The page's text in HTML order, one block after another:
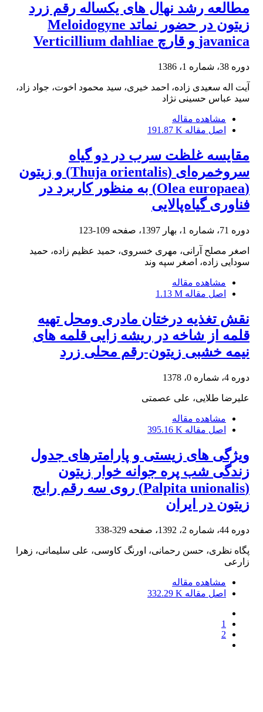
مطالعه رشد نهال های یکساله رقم زرد
زیتون در حضور نماتد Meloidogyne
javanica و قارچ Verticillium dahliae
دوره 38، شماره 1، 1386
آیت اله سعیدی زاده، احمد خیری، سید محمود اخوت، جواد زاد،
سید عباس حسینی نژاد
مشاهده مقاله
اصل مقاله 191.87 K
مقایسه غلظت سرب در دو گیاه
سروخمره‌ای (Thuja orientalis) و زیتون
(Olea europaea) به منظور کاربرد در
فناوری گیاه‌پالایی
دوره 71، شماره 1، بهار 1397، صفحه 109-123
اصغر مصلح آرانی، مهری خسروی، حمید عظیم زاده، حمید
سودایی زاده، اصغر سپه وند
مشاهده مقاله
اصل مقاله 1.13 M
نقش تغذیه درختان مادری ومحل تهیه
قلمه از شاخه در ریشه زایی قلمه های
نیمه خشبی زیتون-رقم محلی زرد
دوره 4، شماره 0، 1378
علیرضا طلایی، علی عصمتی
مشاهده مقاله
اصل مقاله 395.16 K
ویژگی های زیستی و پارامترهای جدول
زندگی شب پره جوانه خوار زیتون
(Palpita unionalis) روی سه رقم رایج
زیتون در ایران
دوره 44، شماره 2، 1392، صفحه 329-338
پگاه نظری، حسن رحمانی، اورنگ کاوسی، علی سلیمانی، زهرا
زارعی
مشاهده مقاله
اصل مقاله 332.29 K
1
2